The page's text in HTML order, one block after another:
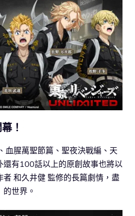
！
血腥萬聖節篇、聖夜決戰編、天
還有100話以上的原創故事也將以
和久井健 監修的長篇劇情，盡
世界。